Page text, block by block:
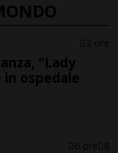
2 ore
"Lady
ospedale
6 ore 8